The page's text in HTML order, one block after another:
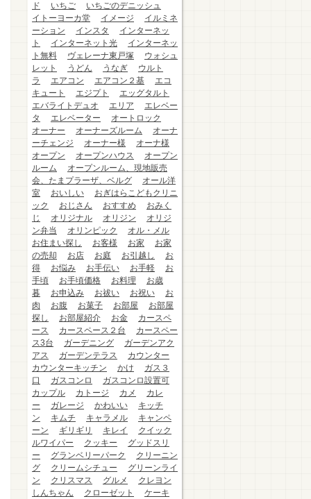
ド
いちご
いちごのデニッシュ
イトーヨーカ堂
イメージ
イルミネ
ーション
インスタ
インターネッ
ト
インターネット光
インターネッ
ト無料
ヴェレーナ東戸塚
ウォシュ
レット
うどん うなぎ
ウルト
ラ
エアコン エアコン２基
エコ
キュート
エジプト
エッグタルト
エバライトデュオ
エリア
エレベー
タ
エレベーター
オートロック
オーナー
オーナーズルーム
オーナ
ーチェンジ
オーナー様
オーナ様
オープン
オープンハウス
オープン
ルーム
オープンルーム、現地販売
会、たまプラーザ、ベルグ
オール洋
室
おいしい
おぎはらこどもクリニ
ック
おじさん おすすめ
おみく
じ
オリジナル オリジン
オリジ
ン弁当
オリンピック
オル・メル
お住まい探し
お客様 お家
お家
の売却
お店 お庭 お引越し
お
得
お悩み お手伝い お手軽
お
手頃
お手頃価格 お料理
お歳
暮
お申込み お祓い お祝い
お
肉
お腹 お菓子 お部屋
お部屋
探し
お部屋紹介 お金
カースペ
ース
カースペース２台
カースペー
ス3台
ガーデニング
ガーデンアク
アス
ガーデンテラス
カウンター
カウンターキッチン
かけ
ガス３
口
ガスコンロ
ガスコンロ設置可
カップル
カトージ カメ
カレ
ー
ガレージ かわいい
キッチ
ン
キムチ キャラメル
キャンペ
ーン
ギリギリ キレイ
クイック
ルワイパー
クッキー
グッドスリ
ー
グランベリーパーク
クリーニン
グ
クリームシチュー
グリーンライ
ン
クリスマス グルメ
クレヨン
しんちゃん
クローゼット
ケーキ